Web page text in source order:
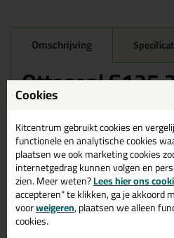
Omschrijving
Ottoseal S125
Mat Es C8134
Ottoseal S125 310ml in de kleur
voor verschillende toepassingen.
welke makkelijk te verwerken is.
kleur zoekt met gegarandeerd een
Ottoseal S125 310ml in kleur Mat
voorraad en op werkdagen besteld
Wil je meer weten over de
Cookies
Kitcentrum gebruikt cookies en
functionele en analytische cookies
plaatsen we ook marketing cookies
internetgedrag kunnen volgen en
zien. Meer weten?Lees hier ons
accepteren" te klikken, ga je akkoord
voorweigeren, plaatsen we alleen
cookies.